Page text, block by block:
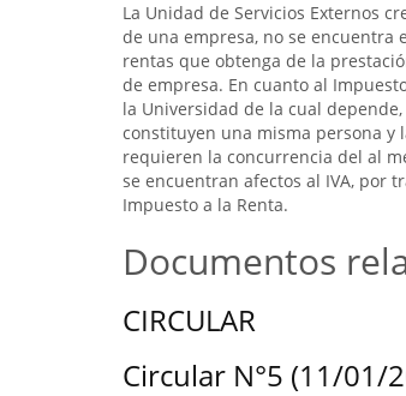
La Unidad de Servicios Externos
de una empresa, no se encuentra
rentas que obtenga de la
de empresa. En cuanto al
la Universidad de la cual
constituyen una misma persona y
requieren la concurrencia del al
se encuentran afectos al IVA, por
Impuesto a la Renta.
Documentos
CIRCULAR
Circular N°5 (11/01/